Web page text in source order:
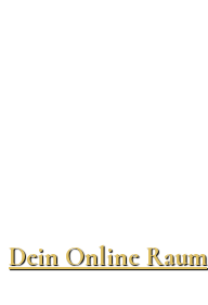
Dein Online Raum